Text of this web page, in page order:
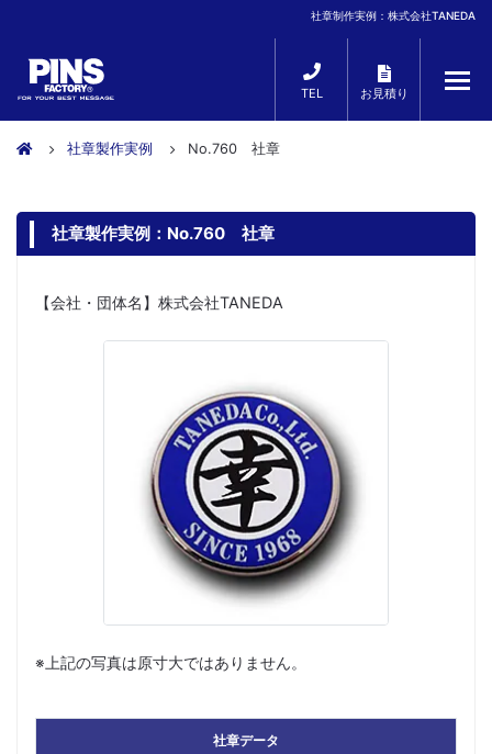
社章制作実例：株式会社TANEDA
TEL お見積り
社章製作実例 No.760 社章
社章製作実例：No.760 社章
【会社・団体名】株式会社TANEDA
※上記の写真は原寸大ではありません。
社章データ